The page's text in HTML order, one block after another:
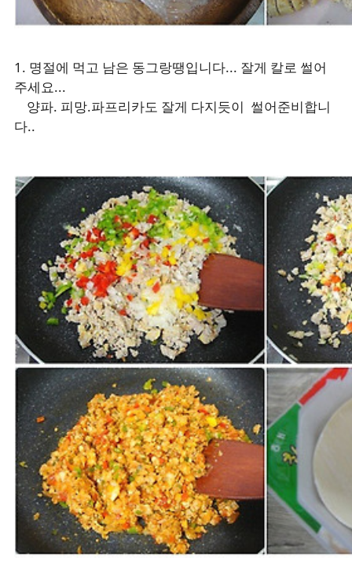
1. 명절에 먹고 남은 동그랑땡입니다... 잘게 칼로 썰어
주세요...
양파. 피망.파프리카도 잘게 다지듯이 썰어준비합니
다..